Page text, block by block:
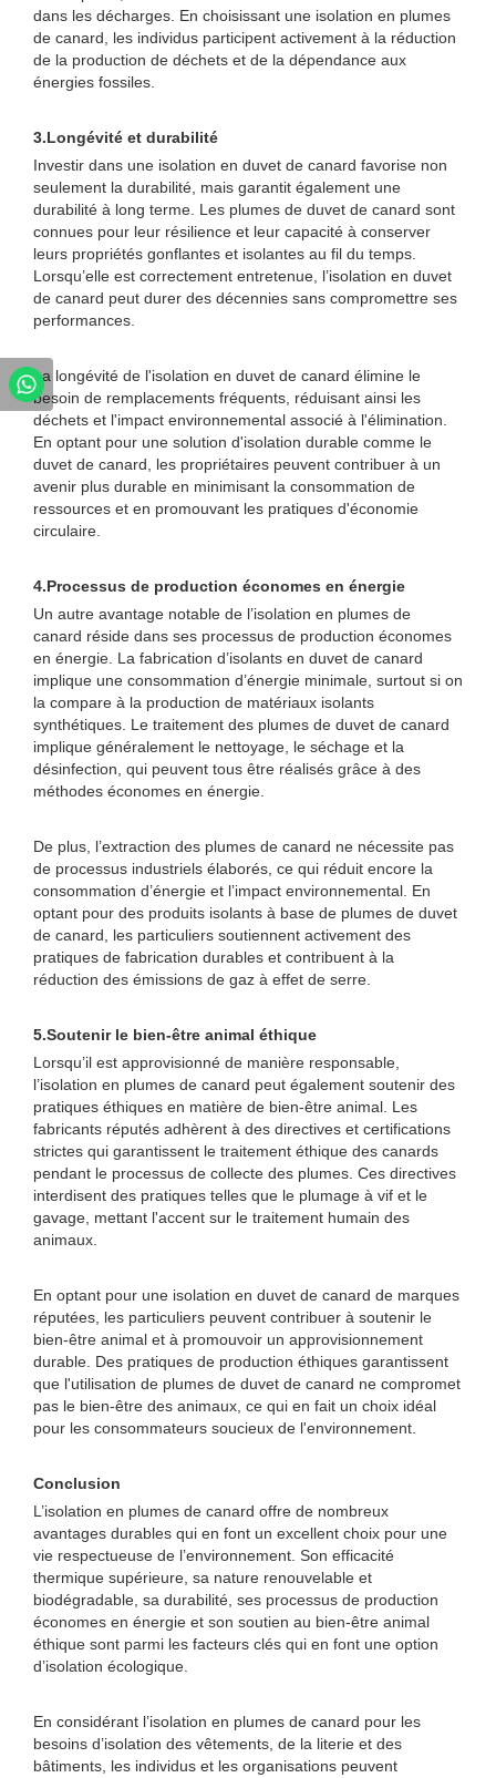
dans les décharges. En choisissant une isolation en plumes
de canard, les individus participent activement à la réduction
de la production de déchets et de la dépendance aux
énergies fossiles.
3.Longévité et durabilité
Investir dans une isolation en duvet de canard favorise non
seulement la durabilité, mais garantit également une
durabilité à long terme. Les plumes de duvet de canard sont
connues pour leur résilience et leur capacité à conserver
leurs propriétés gonflantes et isolantes au fil du temps.
Lorsqu’elle est correctement entretenue, l’isolation en duvet
de canard peut durer des décennies sans compromettre ses
performances.
La longévité de l'isolation en duvet de canard élimine le
besoin de remplacements fréquents, réduisant ainsi les
déchets et l'impact environnemental associé à l'élimination.
En optant pour une solution d'isolation durable comme le
duvet de canard, les propriétaires peuvent contribuer à un
avenir plus durable en minimisant la consommation de
ressources et en promouvant les pratiques d'économie
circulaire.
4.Processus de production économes en énergie
Un autre avantage notable de l’isolation en plumes de
canard réside dans ses processus de production économes
en énergie. La fabrication d’isolants en duvet de canard
implique une consommation d’énergie minimale, surtout si on
la compare à la production de matériaux isolants
synthétiques. Le traitement des plumes de duvet de canard
implique généralement le nettoyage, le séchage et la
désinfection, qui peuvent tous être réalisés grâce à des
méthodes économes en énergie.
De plus, l’extraction des plumes de canard ne nécessite pas
de processus industriels élaborés, ce qui réduit encore la
consommation d’énergie et l’impact environnemental. En
optant pour des produits isolants à base de plumes de duvet
de canard, les particuliers soutiennent activement des
pratiques de fabrication durables et contribuent à la
réduction des émissions de gaz à effet de serre.
5.Soutenir le bien-être animal éthique
Lorsqu’il est approvisionné de manière responsable,
l’isolation en plumes de canard peut également soutenir des
pratiques éthiques en matière de bien-être animal. Les
fabricants réputés adhèrent à des directives et certifications
strictes qui garantissent le traitement éthique des canards
pendant le processus de collecte des plumes. Ces directives
interdisent des pratiques telles que le plumage à vif et le
gavage, mettant l'accent sur le traitement humain des
animaux.
En optant pour une isolation en duvet de canard de marques
réputées, les particuliers peuvent contribuer à soutenir le
bien-être animal et à promouvoir un approvisionnement
durable. Des pratiques de production éthiques garantissent
que l'utilisation de plumes de duvet de canard ne compromet
pas le bien-être des animaux, ce qui en fait un choix idéal
pour les consommateurs soucieux de l'environnement.
Conclusion
L’isolation en plumes de canard offre de nombreux
avantages durables qui en font un excellent choix pour une
vie respectueuse de l’environnement. Son efficacité
thermique supérieure, sa nature renouvelable et
biodégradable, sa durabilité, ses processus de production
économes en énergie et son soutien au bien-être animal
éthique sont parmi les facteurs clés qui en font une option
d’isolation écologique.
En considérant l’isolation en plumes de canard pour les
besoins d’isolation des vêtements, de la literie et des
bâtiments, les individus et les organisations peuvent